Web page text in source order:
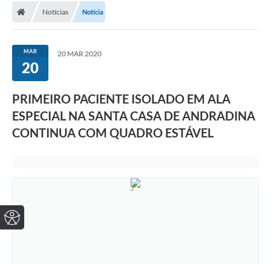
Notícias Notícia
MAR
20
20 MAR 2020
PRIMEIRO PACIENTE ISOLADO EM ALA
ESPECIAL NA SANTA CASA DE ANDRADINA
CONTINUA COM QUADRO ESTÁVEL